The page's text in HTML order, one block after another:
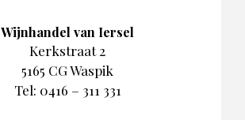
Wijnhandel van Iersel
Kerkstraat 2
5165 CG Waspik
Tel: 0416 – 311 331